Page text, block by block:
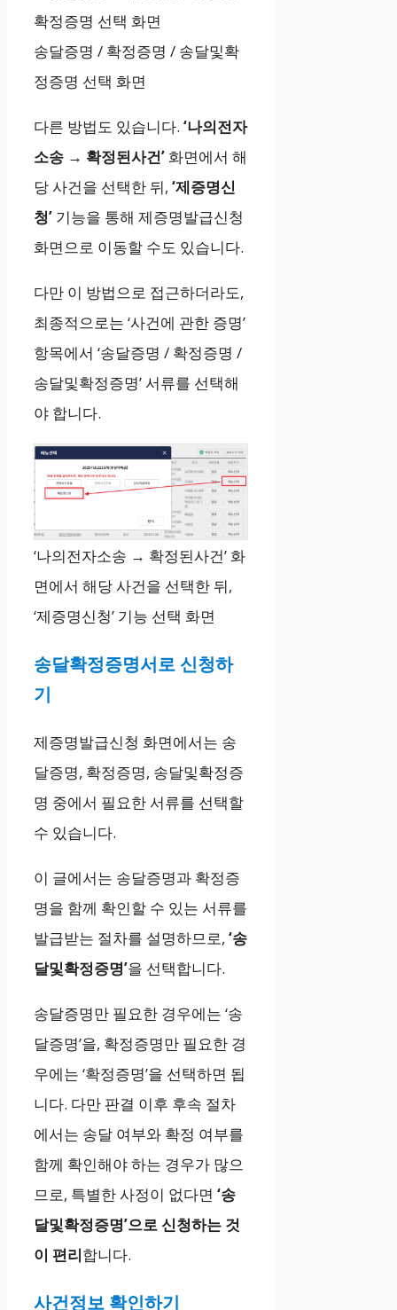
송달증명 / 확정증명 / 송달및확
정증명 선택 화면
다른 방법도 있습니다. ‘나의전자
소송 → 확정된사건’ 화면에서 해
당 사건을 선택한 뒤, ‘제증명신
청’ 기능을 통해 제증명발급신청
화면으로 이동할 수도 있습니다.
다만 이 방법으로 접근하더라도,
최종적으로는 ‘사건에 관한 증명’
항목에서 ‘송달증명 / 확정증명 /
송달및확정증명’ 서류를 선택해
야 합니다.
‘나의전자소송 → 확정된사건’ 화
면에서 해당 사건을 선택한 뒤,
‘제증명신청’ 기능 선택 화면
송달확정증명서로 신청하
기
제증명발급신청 화면에서는 송
달증명, 확정증명, 송달및확정증
명 중에서 필요한 서류를 선택할
수 있습니다.
이 글에서는 송달증명과 확정증
명을 함께 확인할 수 있는 서류를
발급받는 절차를 설명하므로, ‘송
달및확정증명’을 선택합니다.
송달증명만 필요한 경우에는 ‘송
달증명’을, 확정증명만 필요한 경
우에는 ‘확정증명’을 선택하면 됩
니다. 다만 판결 이후 후속 절차
에서는 송달 여부와 확정 여부를
함께 확인해야 하는 경우가 많으
므로, 특별한 사정이 없다면 ‘송
달및확정증명’으로 신청하는 것
이 편리합니다.
사건정보 확인하기